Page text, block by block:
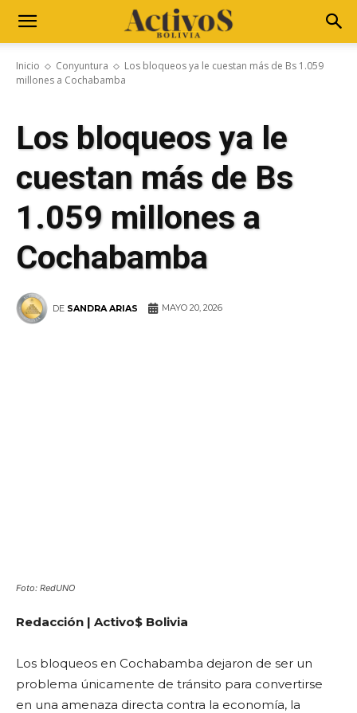
Inicio Conyuntura
Los bloqueos ya le cuestan más de Bs 1.059
millones a Cochabamba
Los bloqueos ya le
cuestan más de Bs
1.059 millones a
Cochabamba
DE SANDRA ARIAS MAYO 20, 2026
Foto: RedUNO
Redacción | Activo$ Bolivia
Los bloqueos en Cochabamba dejaron de ser un
problema únicamente de tránsito para convertirse
en una amenaza directa contra la economía, la